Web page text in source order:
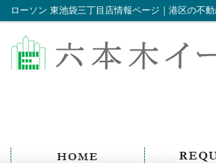
ローソン 東池袋三丁目店情報ページ｜港区の不